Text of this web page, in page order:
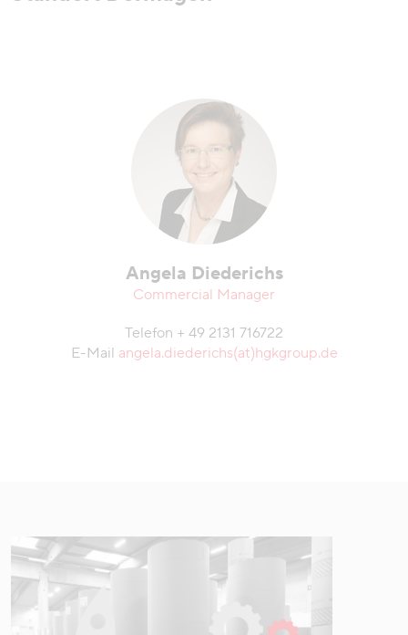
Angela Diederichs
Commercial Manager
Telefon + 49 2131 716722
E-Mail angela.diederichs(at)hgkgroup.de